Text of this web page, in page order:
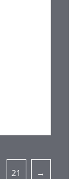
21 →